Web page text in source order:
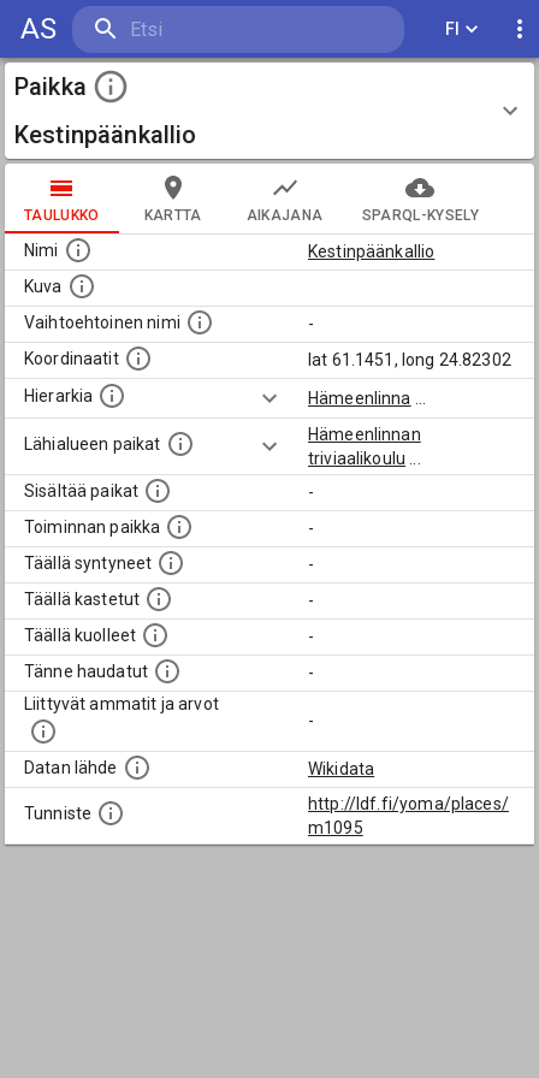
AS FI
Paikka
Kestinpäänkallio
TAULUKKO KARTTA AIKAJANA SPARQL-KYSELY
Nimi
Kestinpäänkallio
Kuva
Vaihtoehtoinen nimi
-
Koordinaatit
lat 61.1451, long 24.82302
Hierarkia
Hämeenlinna
Lähialueen paikat
Hämeenlinnan
triviaalikoulu
Sisältää paikat
-
Toiminnan paikka
-
Täällä syntyneet
-
Täällä kastetut
-
Täällä kuolleet
-
Tänne haudatut
-
Liittyvät ammatit ja arvot
-
Datan lähde Wikidata
Tunniste
http://ldf.fi/yoma/places/
m1095